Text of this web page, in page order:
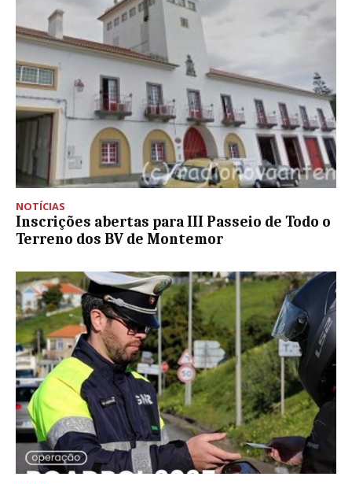
NOTÍCIAS
Inscrições abertas para III Passeio de Todo o
Terreno dos BV de Montemor